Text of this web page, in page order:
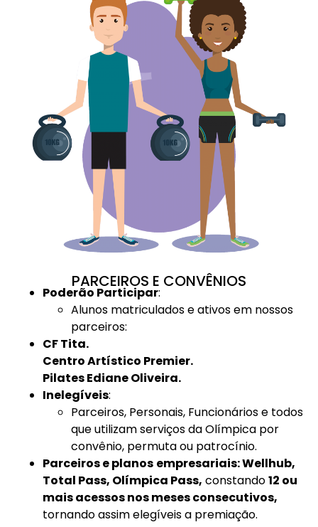
PARCEIROS E CONVÊNIOS
Poderão Participar:
Alunos matriculados e ativos em nossos
parceiros:
CF Tita.
Centro Artístico Premier.
Pilates Ediane Oliveira.
Inelegíveis:
Parceiros, Personais, Funcionários e todos
que utilizam serviços da Olímpica por
convênio, permuta ou patrocínio.
Parceiros e planos empresariais: Wellhub,
Total Pass, Olímpica Pass, constando12 ou
mais acessos nos meses consecutivos,
tornando assim elegíveis a premiação.